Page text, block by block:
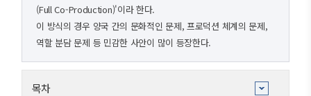
(Full Co-Production)'이라 한다.
이 방식의 경우 양국 간의 문화적인 문제, 프로덕션 체계의 문제,
역할 분담 문제 등 민감한 사안이 많이 등장한다.
목차